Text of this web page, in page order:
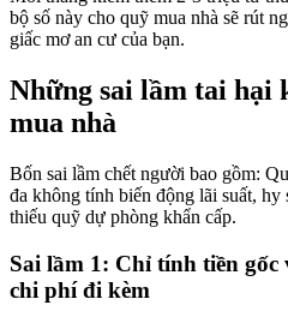
bộ số này cho quỹ mua nhà sẽ rút
giấc mơ an cư của bạn.
Những sai lầm tai hại
mua nhà
Bốn sai lầm chết người bao gồm:
đa không tính biến động lãi suất, hy
thiếu quỹ dự phòng khẩn cấp.
Sai lầm 1: Chỉ tính tiền
chi phí đi kèm